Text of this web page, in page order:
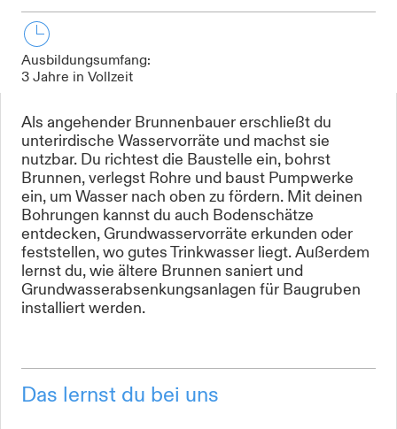
Ausbildungsumfang:
3 Jahre in Vollzeit
Als angehender Brunnenbauer erschließt du
unterirdische Wasservorräte und machst sie
nutzbar. Du richtest die Baustelle ein, bohrst
Brunnen, verlegst Rohre und baust Pumpwerke
ein, um Wasser nach oben zu fördern. Mit deinen
Bohrungen kannst du auch Bodenschätze
entdecken, Grundwasservorräte erkunden oder
feststellen, wo gutes Trinkwasser liegt. Außerdem
lernst du, wie ältere Brunnen saniert und
Grundwasserabsenkungsanlagen für Baugruben
installiert werden.
Das lernst du bei uns